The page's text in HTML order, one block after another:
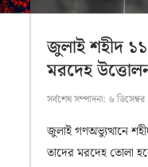
জুলাই শহীদ
মরদেহ
সর্বশেষ সম্পাদনা: ৬
জুলাই গণঅভ্যুত্থানে
তাদের মরদেহ তোলা